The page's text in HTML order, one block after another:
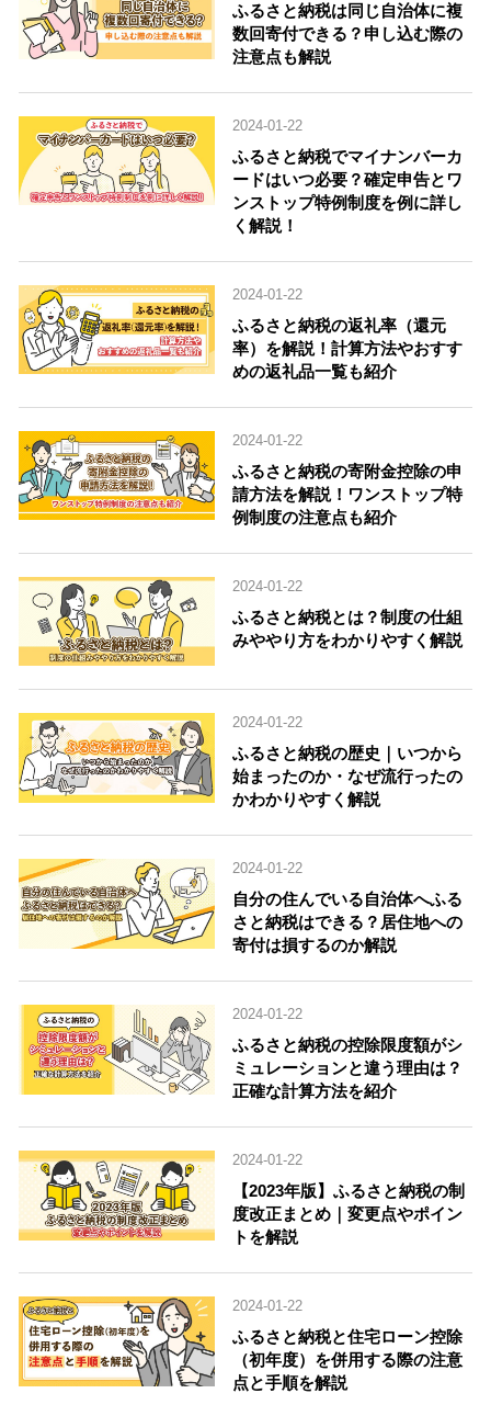
ふるさと納税は同じ自治体に複
数回寄付できる？申し込む際の
注意点も解説
2024-01-22
ふるさと納税でマイナンバーカ
ードはいつ必要？確定申告とワ
ンストップ特例制度を例に詳し
く解説！
2024-01-22
ふるさと納税の返礼率（還元
率）を解説！計算方法やおすす
めの返礼品一覧も紹介
2024-01-22
ふるさと納税の寄附金控除の申
請方法を解説！ワンストップ特
例制度の注意点も紹介
2024-01-22
ふるさと納税とは？制度の仕組
みややり方をわかりやすく解説
2024-01-22
ふるさと納税の歴史｜いつから
始まったのか・なぜ流行ったの
かわかりやすく解説
2024-01-22
自分の住んでいる自治体へふる
さと納税はできる？居住地への
寄付は損するのか解説
2024-01-22
ふるさと納税の控除限度額がシ
ミュレーションと違う理由は？
正確な計算方法を紹介
2024-01-22
【2023年版】ふるさと納税の制
度改正まとめ｜変更点やポイン
トを解説
2024-01-22
ふるさと納税と住宅ローン控除
（初年度）を併用する際の注意
点と手順を解説